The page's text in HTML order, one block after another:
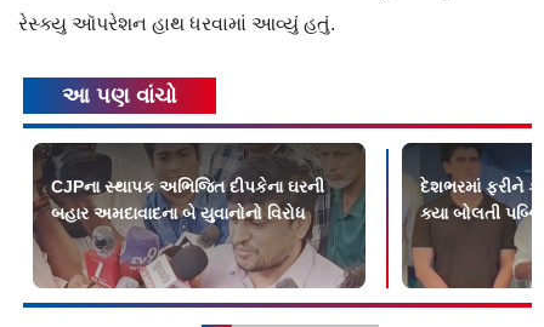
રેસ્ક્યુ ઑપરેશન હાથ ધરવામાં આવ્યું હતું.
આ પણ વાંચો
CJPના સ્થાપક અભિજિત દીપકેના ઘરની
બહાર અમદાવાદના બે યુવાનોનો વિરોધ
દેશભરમાં ફરીને
ક્યા બોલતી